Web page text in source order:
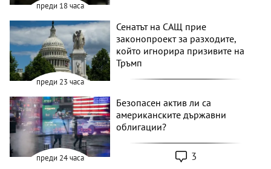
преди 18 часа
преди 23 часа
Сенатът на САЩ прие
законопроект за разходите,
който игнорира призивите на
Тръмп
преди 24 часа
Безопасен актив ли са
американските държавни
облигации?
3